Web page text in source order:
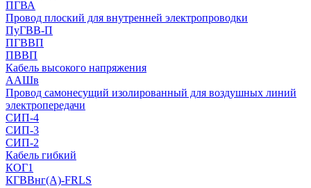
ПГВА
Провод плоский для внутренней электропроводки
ПуГВВ-П
ПГВВП
ПВВП
Кабель высокого напряжения
ААШв
Провод самонесущий изолированный для воздушных линий
электропередачи
СИП-4
СИП-3
СИП-2
Кабель гибкий
КОГ1
КГВВнг(А)-FRLS